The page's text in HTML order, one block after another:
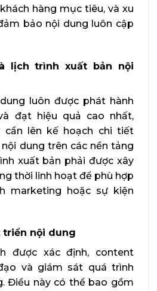
hàng mục tiêu, và xu
bảo nội dung luôn cập
lịch trình xuất bản nội
luôn được phát hành
đạt hiệu quả cao nhất,
cần lên kế hoạch chi tiết
dung trên các nền tảng
xuất bản phải được xây
thời linh hoạt để phù hợp
marketing hoặc sự kiện
triển nội dung
được xác định, content
và giám sát quá trình
Điều này có thể bao gồm